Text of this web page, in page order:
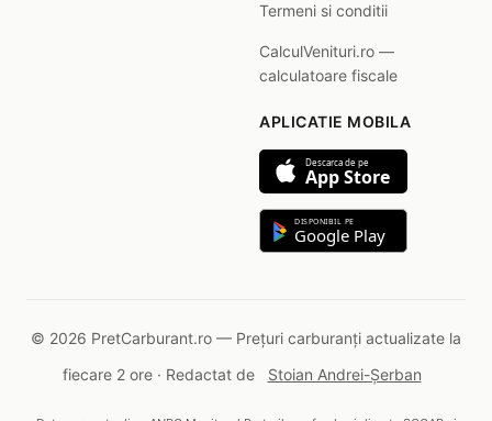
Termeni si conditii
CalculVenituri.ro —
calculatoare fiscale
APLICATIE MOBILA
Descarca de pe
App Store
DISPONIBIL PE
Google Play
© 2026 PretCarburant.ro — Prețuri carburanți actualizate la
fiecare 2 ore · Redactat de
Stoian Andrei-Șerban